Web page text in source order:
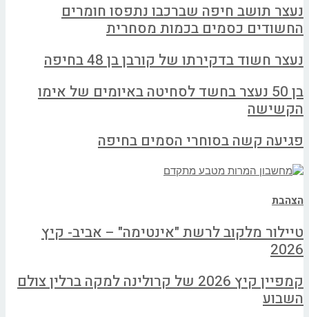
נעצר תושב חיפה שברכבו נתפסו חומרים
החשודים כסמים בכמות מסחרית
נעצר חשוד בדקירתו של קורבן בן 48 בחיפה
בן 50 נעצר בחשד לסחיטה באיומים של אימו
הקשישה
פגיעה קשה בסוחרי הסמים בחיפה
הצהבת
טיילור מלקוב לרשת "אינטימה" – אביב- קיץ
2026
קמפיין קיץ 2026 של קרולינה למקה ברלין צולם
השבוע